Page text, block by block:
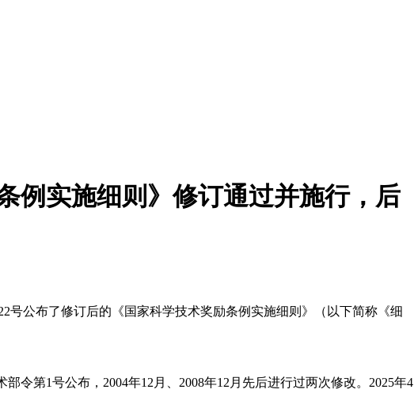
例实施细则》修订通过并施行，后
号公布了修订后的《国家科学技术奖励条例实施细则》（以下简称《细
部令第1号公布，2004年12月、2008年12月先后进行过两次修改。2025年4